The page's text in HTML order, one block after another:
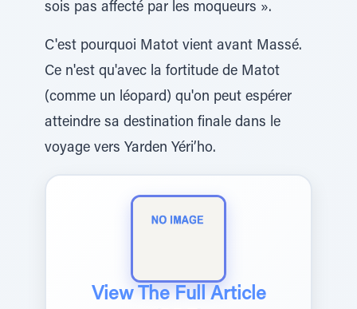
sois pas affecté par les moqueurs ».
C'est pourquoi Matot vient avant Massé.
Ce n'est qu'avec la fortitude de Matot
(comme un léopard) qu'on peut espérer
atteindre sa destination finale dans le
voyage vers Yarden Yéri’ho.
View The Full Article